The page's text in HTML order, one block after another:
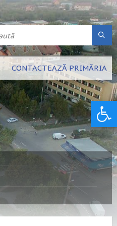
CONTACTEAZĂ PRIMĂRIA
Deschide bara de unelte